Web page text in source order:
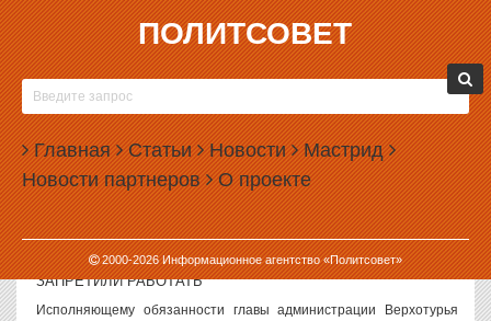
ПОЛИТСОВЕТ
Главная Статьи Новости Мастрид
Новости партнеров О проекте
2000-2026Информационное агентство «Политсовет»
17.12.2014, 10:23
МАНДАТ СЕЧИНА НЕ ВПИСАЛСЯ В КОНСТИТУЦИЮ
Конституционный суд РФ признал антиконституционной двойную
передачу мандата депутата Госдумы одному и тому же лицу. Речь
идет о мандате, который изначально должен был достаться
нынешнему президенту...
17.12.2014, 09:41
СИТИ-МЕНЕДЖЕРУ «ДУХОВНОЙ СТОЛИЦЫ УРАЛА»
ЗАПРЕТИЛИ РАБОТАТЬ
Исполняющему обязанности главы администрации Верхотурья